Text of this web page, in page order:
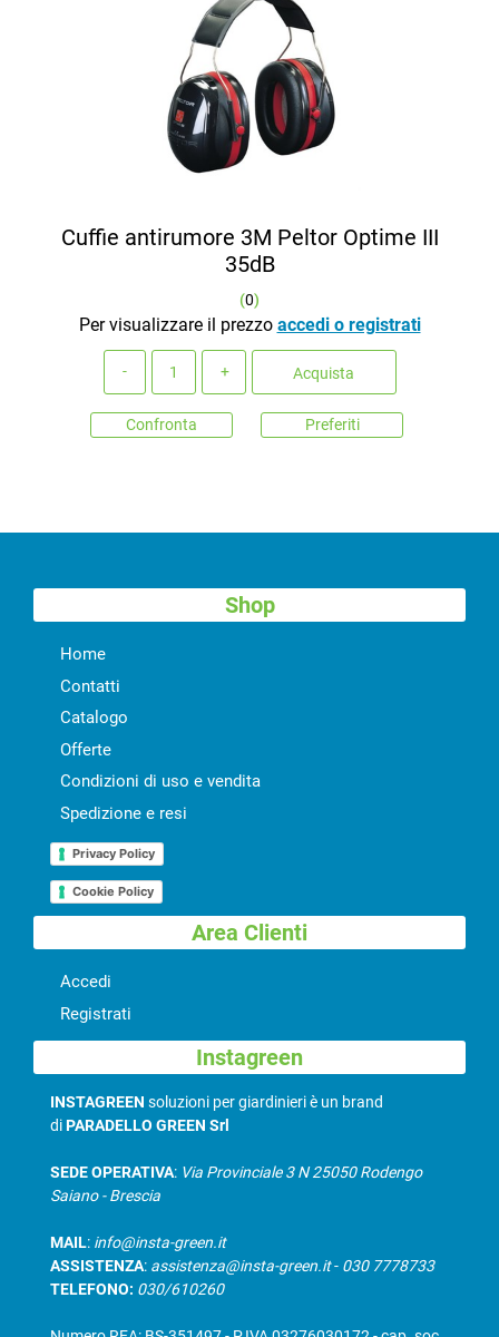
Cuffie antirumore 3M Peltor Optime III
35dB
(0)
Per visualizzare il prezzo accedi o registrati
Acquista
Confronta Preferiti
Shop
Home
Contatti
Catalogo
Offerte
Condizioni di uso e vendita
Spedizione e resi
Privacy Policy
Cookie Policy
Area Clienti
Accedi
Registrati
Instagreen
INSTAGREEN soluzioni per giardinieri è un brand
diPARADELLO GREEN Srl
SEDE OPERATIVA: Via Provinciale 3 N 25050 Rodengo
Saiano - Brescia
MAIL: info@insta-green.it
ASSISTENZA: assistenza@insta-green.it- 030 7778733
TELEFONO: 030/610260